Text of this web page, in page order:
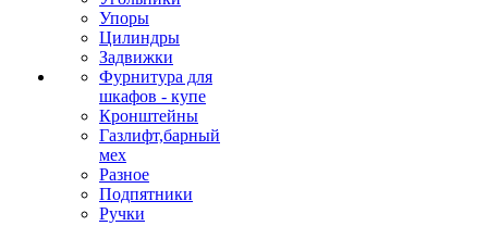
Упоры
Цилиндры
Задвижки
Фурнитура для
шкафов - купе
Кронштейны
Газлифт,барный
мех
Разное
Подпятники
Ручки